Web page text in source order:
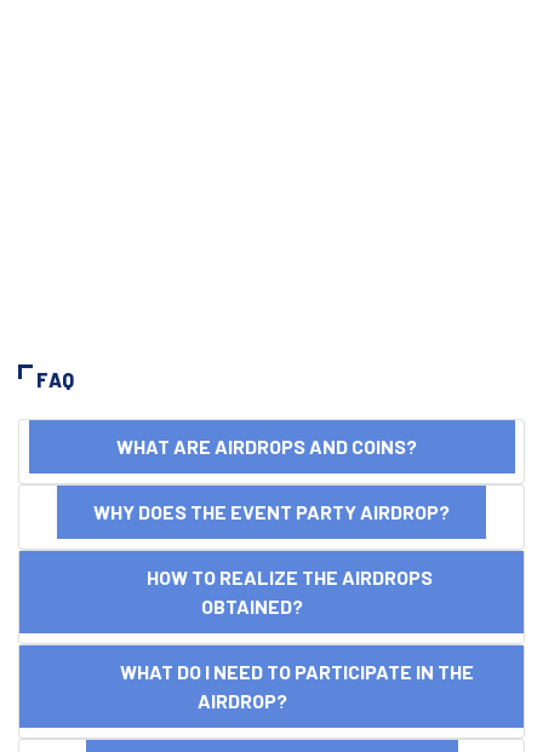
FAQ
WHAT ARE AIRDROPS AND COINS?
WHY DOES THE EVENT PARTY AIRDROP?
HOW TO REALIZE THE AIRDROPS
OBTAINED?
WHAT DO I NEED TO PARTICIPATE IN THE
AIRDROP?